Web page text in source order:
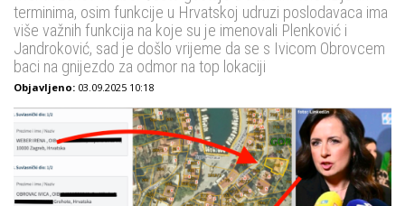
terminima, osim funkcije u Hrvatskoj udruzi poslodavaca ima
više važnih funkcija na koje su je imenovali Plenković i
Jandroković, sad je došlo vrijeme da se s Ivicom Obrovcem
baci na gnijezdo za odmor na top lokaciji
Objavljeno: 03.09.2025 10:18